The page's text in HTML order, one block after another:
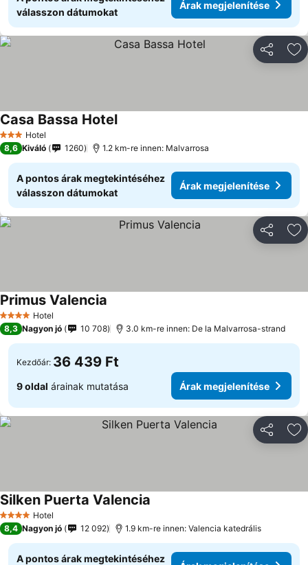
válasszon dátumokat
Árak megjelenítése
3 Kategória
Hotel
Casa Bassa Hotel
8,6 Kiváló 1260 1.2 km-re innen: Malvarrosa
A pontos árak megtekintéséhez
válasszon dátumokat
Árak megjelenítése
4 KategóriaHotel
Primus Valencia
8,3 Nagyon jó 10 708 3.0 km-re innen: De la Malvarrosa-strand
Kezdőár: 36 439 Ft
9 oldal árainak mutatása Árak megjelenítése
4 KategóriaHotel
Silken Puerta Valencia
8,4 Nagyon jó 12 092 1.9 km-re innen: Valencia katedrális
A pontos árak megtekintéséhez